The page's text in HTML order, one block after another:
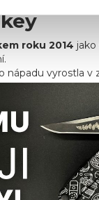
roku 2014
nápadu vyrostla